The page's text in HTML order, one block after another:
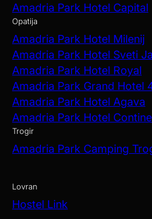
Amadria Park Hotel Capital
Opatija
Amadria Park Hotel Milenij
Amadria Park Hotel Sveti
Amadria Park Hotel Royal
Amadria Park Grand Hotel
Amadria Park Hotel Agava
Amadria Park Hotel
Trogir
Amadria Park Camping
Lovran
Hostel Link